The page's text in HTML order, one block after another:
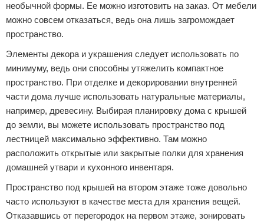
необычной формы. Ее можно изготовить на заказ. От мебели
можно совсем отказаться, ведь она лишь загромождает
пространство.
Элементы декора и украшения следует использовать по
минимуму, ведь они способны утяжелить компактное
пространство. При отделке и декорировании внутренней
части дома лучше использовать натуральные материалы,
например, древесину. Выбирая планировку дома с крышей
до земли, вы можете использовать пространство под
лестницей максимально эффективно. Там можно
расположить открытые или закрытые полки для хранения
домашней утвари и кухонного инвентаря.
Пространство под крышей на втором этаже тоже довольно
часто используют в качестве места для хранения вещей.
Отказавшись от перегородок на первом этаже, зонировать